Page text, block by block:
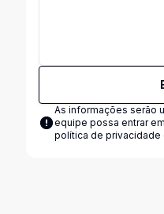
As informações serão
equipe possa entrar
política de